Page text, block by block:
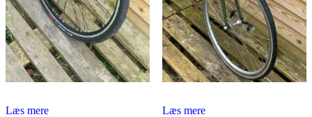
Læs mere
Læs mere